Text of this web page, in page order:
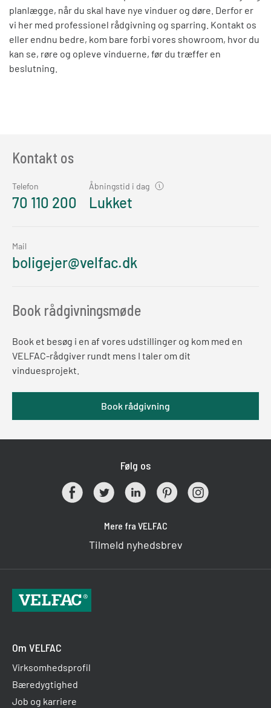
planlægge, når du skal have nye vinduer og døre. Derfor er
vi her med professionel rådgivning og sparring. Kontakt os
eller endnu bedre, kom bare forbi vores showroom, hvor du
kan se, røre og opleve vinduerne, før du træffer en
beslutning.
Kontakt os
Telefon
70 110 200
Åbningstid i dag
Lukket
Mail
boligejer@velfac.dk
Book rådgivningsmøde
Book et besøg i en af vores udstillinger og kom med en
VELFAC-rådgiver rundt mens I taler om dit
vinduesprojekt.
Book rådgivning
Følg os
Mere fra VELFAC
Tilmeld nyhedsbrev
Om VELFAC
Virksomhedsprofil
Bæredygtighed
Job og karriere